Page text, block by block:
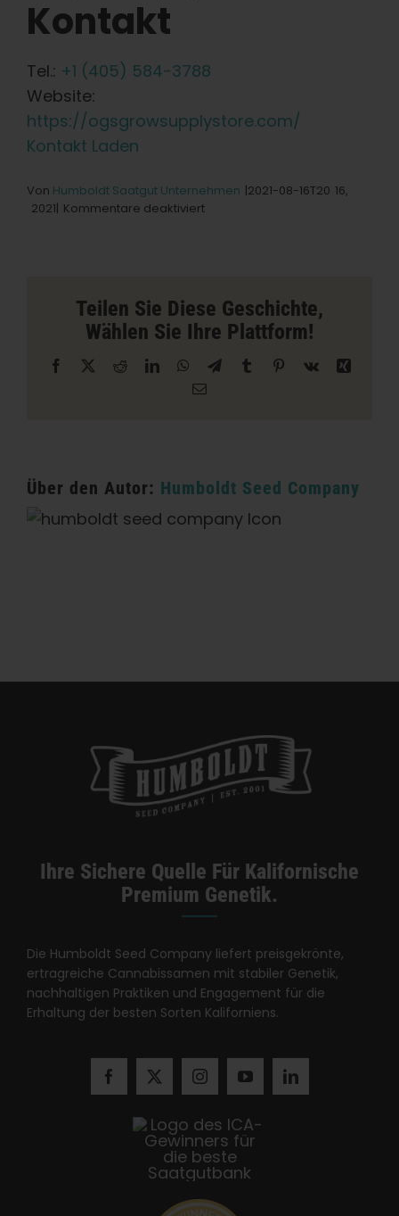
Suche
nach:
Kontakt
Tel.: +1 (405) 584-3788
Website:
https://ogsgrowsupplystore.com/
Kontakt Laden
Von Humboldt Saatgut Unternehmen |2021-08-16T20 16,
2021| Kommentare deaktiviertfür
Store
in
Seminole
Teilen Sie Diese Geschichte,
Wählen Sie Ihre Plattform!
Facebook RedditLinkedInWhatsAppTelegramm
Tumblr Pinterest
Vk
Xing
E-
Über den Autor: Humboldt Seed Company
Ihre Sichere Quelle Für Kalifornische
Premium Genetik.
Die Humboldt Seed Company liefert preisgekrönte,
ertragreiche Cannabissamen mit stabiler Genetik,
nachhaltigen Praktiken und Engagement für die
Erhaltung der besten Sorten Kaliforniens.